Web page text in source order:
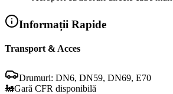
Informații Rapide
Transport & Acces
Drumuri: DN6, DN59, DN69, E70
🚂Gară CFR disponibilă